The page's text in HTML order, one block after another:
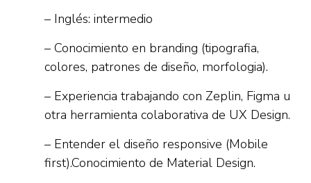
– Inglés: intermedio
– Conocimiento en branding (tipografia,
colores, patrones de diseño, morfologia).
– Experiencia trabajando con Zeplin, Figma u
otra herramienta colaborativa de UX Design.
– Entender el diseño responsive (Mobile
first).Conocimiento de Material Design.